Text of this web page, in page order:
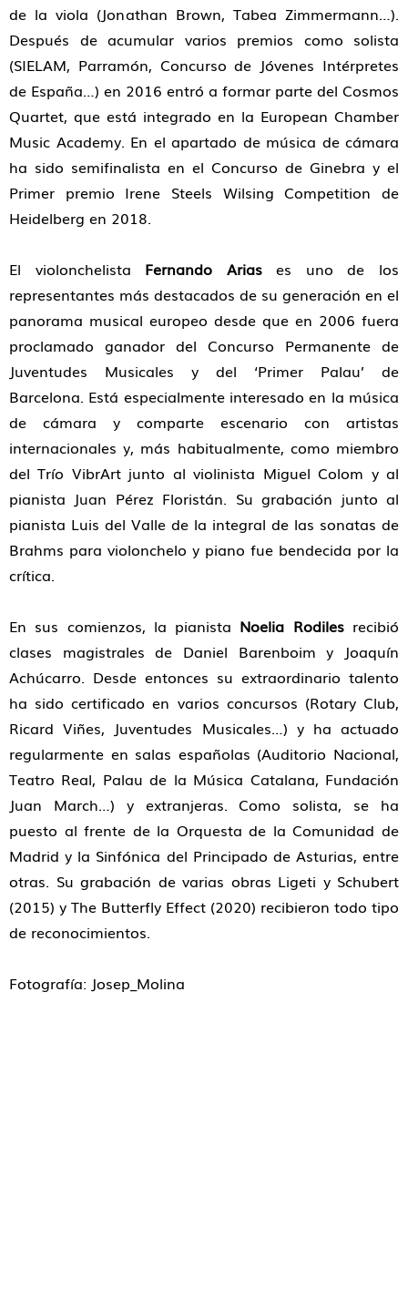
de la viola (Jonathan Brown, Tabea Zimmermann…).
Después de acumular varios premios como solista
(SIELAM, Parramón, Concurso de Jóvenes Intérpretes
de España…) en 2016 entró a formar parte del Cosmos
Quartet, que está integrado en la European Chamber
Music Academy. En el apartado de música de cámara
ha sido semifinalista en el Concurso de Ginebra y el
Primer premio Irene Steels Wilsing Competition de
Heidelberg en 2018.
El violonchelista Fernando Ariases uno de los
representantes más destacados de su generación en el
panorama musical europeo desde que en 2006 fuera
proclamado ganador del Concurso Permanente de
Juventudes Musicales y del ‘Primer Palau’ de
Barcelona. Está especialmente interesado en la música
de cámara y comparte escenario con artistas
internacionales y, más habitualmente, como miembro
del Trío VibrArt junto al violinista Miguel Colom y al
pianista Juan Pérez Floristán. Su grabación junto al
pianista Luis del Valle de la integral de las sonatas de
Brahms para violonchelo y piano fue bendecida por la
crítica.
En sus comienzos, la pianista Noelia Rodilesrecibió
clases magistrales de Daniel Barenboim y Joaquín
Achúcarro. Desde entonces su extraordinario talento
ha sido certificado en varios concursos (Rotary Club,
Ricard Viñes, Juventudes Musicales…) y ha actuado
regularmente en salas españolas (Auditorio Nacional,
Teatro Real, Palau de la Música Catalana, Fundación
Juan March…) y extranjeras. Como solista, se ha
puesto al frente de la Orquesta de la Comunidad de
Madrid y la Sinfónica del Principado de Asturias, entre
otras. Su grabación de varias obras Ligeti y Schubert
(2015) y The Butterfly Effect (2020) recibieron todo tipo
de reconocimientos.
Fotografía: Josep_Molina